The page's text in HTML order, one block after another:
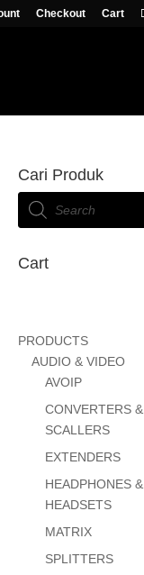
Checkout Cart
Cari Produk
Products
search
Cart
PRODUCTS
AUDIO & VIDEO
AVOIP
CONVERTERS &
SCALLERS
EXTENDERS
HEADPHONES &
HEADSETS
MATRIX
SPLITTERS